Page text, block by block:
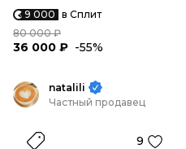
9 000 в Сплит
80 000 ₽
36 000 ₽ -55%
natalili
Частный продавец
9